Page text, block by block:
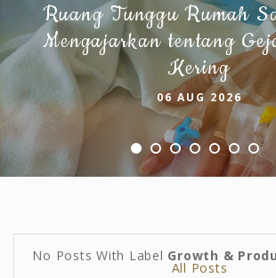
Ruang Tunggu Rumah
Mengajarkan tentang
Kering
06 AUG 2026
No Posts With Label Growth &
All Posts